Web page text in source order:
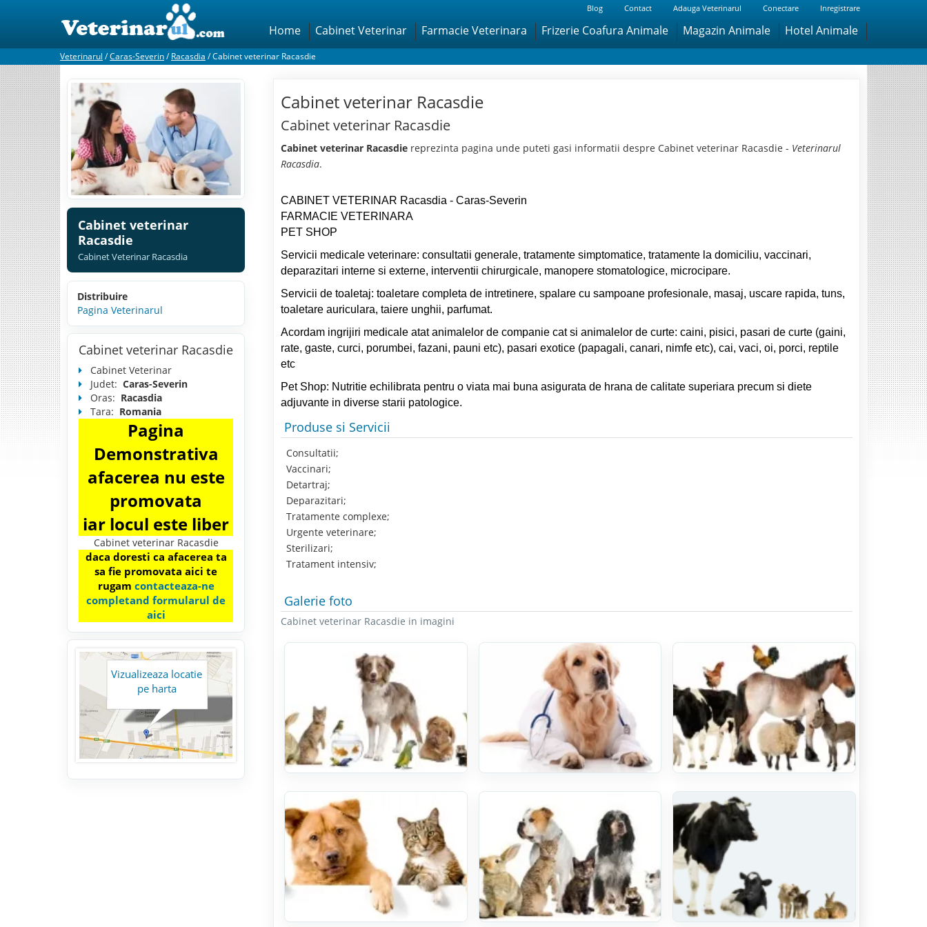
Blog Contact Adauga Veterinarul Conectare Inregistrare
Home Cabinet Veterinar Farmacie Veterinara Frizerie Coafura Animale Magazin Animale Hotel Animale
Veterinarul /Caras-Severin/Racasdia /Cabinet veterinar Racasdie
Cabinet veterinar
Racasdie
Cabinet Veterinar Racasdia
Distribuire
Pagina Veterinarul
Cabinet veterinar Racasdie
Cabinet Veterinar
Judet: Caras-Severin
Oras: Racasdia
Tara: Romania
Pagina
Demonstrativa
afacerea nu este
promovata
iar locul este liber
Cabinet veterinar Racasdie
daca doresti ca afacerea ta
sa fie promovata aici te
rugam contacteaza-ne
completand formularul de
aici
Vizualizeaza locatie
pe harta
Cabinet veterinar Racasdie
Cabinet veterinar Racasdie
Cabinet veterinar Racasdie reprezinta pagina unde puteti gasi informatii despre Cabinet veterinar Racasdie - Veterinarul
Racasdia.
CABINET VETERINAR Racasdia - Caras-Severin
FARMACIE VETERINARA
PET SHOP
Servicii medicale veterinare: consultatii generale, tratamente simptomatice, tratamente la domiciliu, vaccinari,
deparazitari interne si externe, interventii chirurgicale, manopere stomatologice, microcipare.
Servicii de toaletaj: toaletare completa de intretinere, spalare cu sampoane profesionale, masaj, uscare rapida, tuns,
toaletare auriculara, taiere unghii, parfumat.
Acordam ingrijiri medicale atat animalelor de companie cat si animalelor de curte: caini, pisici, pasari de curte (gaini,
rate, gaste, curci, porumbei, fazani, pauni etc), pasari exotice (papagali, canari, nimfe etc), cai, vaci, oi, porci, reptile
etc
Pet Shop: Nutritie echilibrata pentru o viata mai buna asigurata de hrana de calitate superiara precum si diete
adjuvante in diverse starii patologice.
Produse si Servicii
Consultatii;
Vaccinari;
Detartraj;
Deparazitari;
Tratamente complexe;
Urgente veterinare;
Sterilizari;
Tratament intensiv;
Galerie foto
Cabinet veterinar Racasdie in imagini